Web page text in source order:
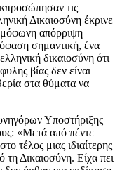
τις
Δικαιοσύνη έκρινε
απόρριψη
σημαντική, ένα
δικαιοσύνη ότι
βίας δεν είναι
στα θύματα να
Υποστήριξης
«Μετά από πέντε
τέλος μιας ιδιαίτερης
Δικαιοσύνη. Είχα πει